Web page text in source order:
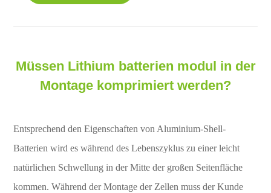
Müssen Lithium batterien modul in der
Montage komprimiert werden?
Entsprechend den Eigenschaften von Aluminium-Shell-
Batterien wird es während des Lebenszyklus zu einer leicht
natürlichen Schwellung in der Mitte der großen Seitenfläche
kommen. Während der Montage der Zellen muss der Kunde